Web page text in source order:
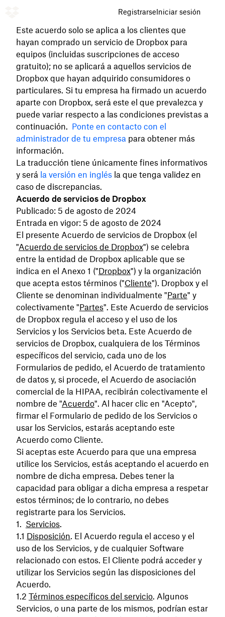
RegistrarseIniciar sesión
Este acuerdo solo se aplica a los clientes que
hayan comprado un servicio de Dropbox para
equipos (incluidas suscripciones de acceso
gratuito); no se aplicará a aquellos servicios de
Dropbox que hayan adquirido consumidores o
particulares. Si tu empresa ha firmado un acuerdo
aparte con Dropbox, será este el que prevalezca y
puede variar respecto a las condiciones previstas a
continuación. Ponte en contacto con el
administrador de tu empresa para obtener más
información.
La traducción tiene únicamente fines informativos
y será la versión en inglés la que tenga validez en
caso de discrepancias.
Acuerdo de servicios de Dropbox
Publicado: 5 de agosto de 2024
Entrada en vigor: 5 de agosto de 2024
El presente Acuerdo de servicios de Dropbox (el
"Acuerdo de servicios de Dropbox") se celebra
entre la entidad de Dropbox aplicable que se
indica en el Anexo 1 ("Dropbox") y la organización
que acepta estos términos ("Cliente"). Dropbox y el
Cliente se denominan individualmente "Parte" y
colectivamente "Partes". Este Acuerdo de servicios
de Dropbox regula el acceso y el uso de los
Servicios y los Servicios beta. Este Acuerdo de
servicios de Dropbox, cualquiera de los Términos
específicos del servicio, cada uno de los
Formularios de pedido, el Acuerdo de tratamiento
de datos y, si procede, el Acuerdo de asociación
comercial de la HIPAA, recibirán colectivamente el
nombre de "Acuerdo". Al hacer clic en "Acepto",
firmar el Formulario de pedido de los Servicios o
usar los Servicios, estarás aceptando este
Acuerdo como Cliente.
Si aceptas este Acuerdo para que una empresa
utilice los Servicios, estás aceptando el acuerdo en
nombre de dicha empresa. Debes tener la
capacidad para obligar a dicha empresa a respetar
estos términos; de lo contrario, no debes
registrarte para los Servicios.
Servicios.
Disposición. El Acuerdo regula el acceso y el
uso de los Servicios, y de cualquier Software
relacionado con estos. El Cliente podrá acceder y
utilizar los Servicios según las disposiciones del
Acuerdo.
Términos específicos del servicio. Algunos
Servicios, o una parte de los mismos, podrían estar